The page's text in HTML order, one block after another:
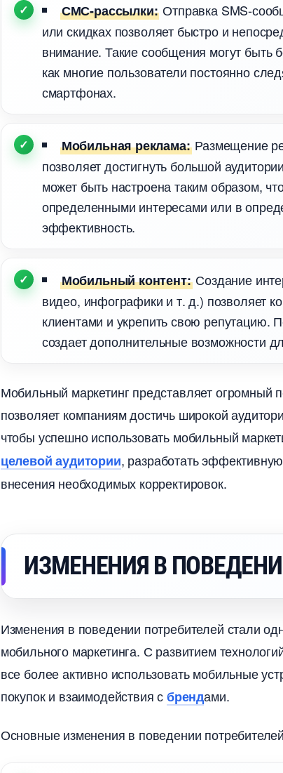
СМС-рассылки: Отправка SMS-
или скидках позволяет быстро и
нимание. Такие сообщения могут быть
как многие пользователи постоянно
смартфонах.
Мобильная реклама:Размещение
позволяет достигнуть большой
может быть настроена таким образом,
определенными интересами или в
эффективность.
Мобильный контент:Создание
идео, инфографики и т. д.) позволяет
клиентами и укрепить свою репутацию.
создает дополнительные возможности
Мобильный маркетинг представляет
позволяет компаниям достичь широкой
чтобы успешно использовать мобильный
целевой аудитории, разработать
несения необходимых корректировок.
ИЗМЕНЕНИЯ В
Изменения в поведении потребителей стали
мобильного маркетинга. С развитием
се более активно использовать мобильные
покупок и взаимодействия срендами.
Основные изменения в поведении